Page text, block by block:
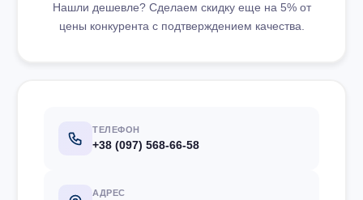
Нашли дешевле? Сделаем скидку еще на 5% от
цены конкурента с подтверждением качества.
ТЕЛЕФОН
+38 (097) 568-66-58
АДРЕС